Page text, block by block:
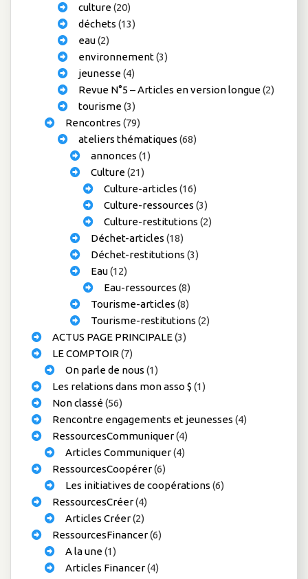
culture(20)
déchets (13)
eau(2)
environnement(3)
jeunesse(4)
Revue N°5 – Articles en version longue(2)
tourisme(3)
Rencontres (79)
ateliers thématiques (68)
annonces (1)
Culture(21)
Culture-articles (16)
Culture-ressources (3)
Culture-restitutions (2)
Déchet-articles (18)
Déchet-restitutions (3)
Eau(12)
Eau-ressources (8)
Tourisme-articles (8)
Tourisme-restitutions (2)
ACTUS PAGE PRINCIPALE(3)
LE COMPTOIR (7)
On parle de nous (1)
Les relations dans mon asso $ (1)
Non classé(56)
Rencontre engagements et jeunesses (4)
RessourcesCommuniquer(4)
Articles Communiquer(4)
RessourcesCoopérer(6)
Les initiatives de coopérations (6)
RessourcesCréer(4)
Articles Créer(2)
RessourcesFinancer(6)
A la une(1)
Articles Financer(4)